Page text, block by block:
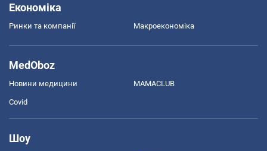
Економіка
Ринки та компанії Макроекономіка
MedOboz
Новини медицини MAMACLUB
Covid
Шоу